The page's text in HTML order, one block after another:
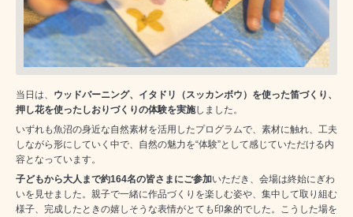
当日は、 ウッドバーニング、イタドリ（スッカンボウ）を使った笛づくり、
押し花を使ったしおりづくりの体験を実施しました。
いずれも魚沼の身近な自然素材を活用したプログラムで、素材に触れ、工夫
しながら形にしていく中で、自然の魅力を“体験”として感じていただける内
容となっています。
子どもから大人まで約164名の皆さまにご参加いただき、会場は終始にぎわ
いを見せました。親子で一緒に作品づくりを楽しむ姿や、集中して取り組む
様子、完成したときの嬉しそうな表情がとても印象的でした。こうした場を